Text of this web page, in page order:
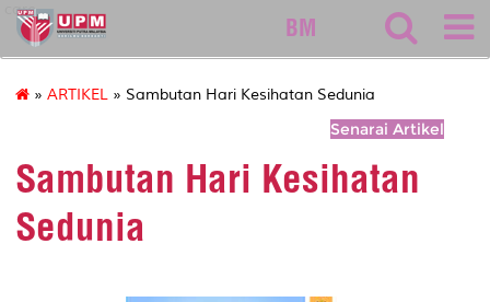
care
BM
» ARTIKEL » Sambutan Hari Kesihatan Sedunia
Senarai Artikel
Sambutan Hari Kesihatan
Sedunia